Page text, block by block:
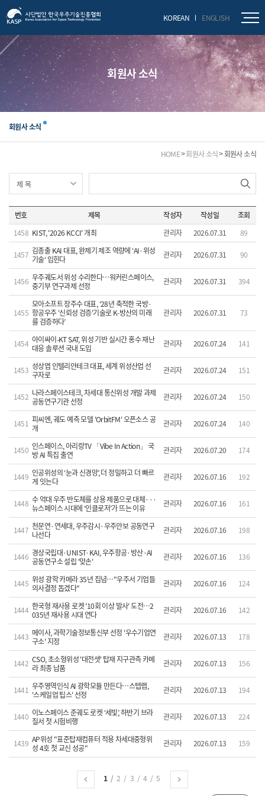
KOREAN ENGLISH
닫기
회원사 소식
회원사 소식
HOME 회원사 소식 회원사 소식
번호 제목 작성자 작성일
조회
1458 KIST, '2026 KCCI' 개최 관리자 2026.07.31 89
1457 김종출 KAI 대표, 완제기 제조 역량에 ‘AI·위성
기술‘ 입힌다
관리자 2026.07.31 90
1456 우주궤도서 위성 수리한다…워커린스페이스,
중기부 연구과제 선정
관리자 2026.07.31 394
1455
모아소프트 장주수 대표, ‘28년 축적한 국방·
항공우주 '신뢰성 검증'기술로 K-방산의 미래
를 검증하다’
관리자 2026.07.31 73
1454 아이싸이-KT SAT, 위성 기반 실시간 홍수 재난
대응 솔루션 국내 도입
관리자 2026.07.24 141
1453 성상엽 인텔리안테크 대표, 세계 위성산업 선
구자로
관리자 2026.07.24 151
1452 나라스페이스테크, 차세대 통신위성 개발 과제
공동연구기관 선정
관리자 2026.07.24 150
1451 피씨엔, 궤도 예측 모델 'OrbitFM' 오픈소스 공
개
관리자 2026.07.24 140
1450 인스페이스, 아리랑TV 「Vibe In Action」 국
방 AI 특집 출연
관리자 2026.07.20 174
1449 인공위성의 ‘눈과 신경망’, 더 정밀하고 더 빠르
게 잇는다
관리자 2026.07.16 192
1448 수 억대 우주 반도체를 상용 제품으로 대체···
뉴스페이스 시대에 ‘인클로저’가 뜨는 이유
관리자 2026.07.16 161
1447 천문연·연세대, 우주감시·우주안보 공동연구
나선다
관리자 2026.07.16 198
1446 경상국립대·UNIST·KAI, 우주항공·방산·AI
공동연구소 설립 '맞손'
관리자 2026.07.16 136
1445 위성 광학 카메라 35년 집념…"우주서 기업들
의사결정 돕겠다"
관리자 2026.07.16 124
1444 한국형 재사용 로켓 '10회 이상 발사' 도전…2
035년 재사용 시대 연다
관리자 2026.07.16 142
1443 메이사, 과학기술정보통신부 선정 '우수기업연
구소' 지정
관리자 2026.07.13 178
1442 CSO, 초소형위성 '대전샛' 탑재 지구관측 카메
라 최종 납품
관리자 2026.07.13 156
1441 우주영역인식 AI 광학모듈 만든다…스텝랩,
'스케일업 팁스' 선정
관리자 2026.07.13 194
1440 이노스페이스 준궤도 로켓 ‘세빛’, 하반기 브라
질서 첫 시험비행
관리자 2026.07.13 224
1439 AP위성 "표준탑재컴퓨터 적용 차세대중형위
성 4호 첫 교신 성공"
관리자 2026.07.13 159
1 2 3 4 5